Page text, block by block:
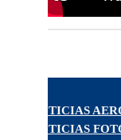
NOTICIAS
NOTICIAS